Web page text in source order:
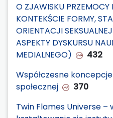
O ZJAWISKU
KONTEKŚCIE FORMY,
ORIENTACJI
ASPEKTY DYSKURSU
MEDIALNEGO)
432
Współczesne
społecznej
370
Twin Flames Universe